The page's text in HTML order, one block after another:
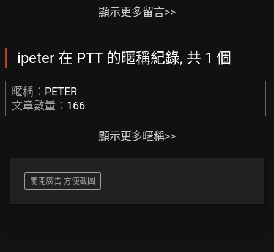
顯示更多留言>>
ipeter 在 PTT 的暱稱紀錄, 共 1 個
暱稱： PETER
文章數量： 166
顯示更多暱稱>>
關閉廣告 方便截圖